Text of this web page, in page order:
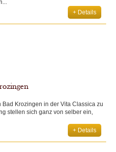
+ Details
Krozingen in der Vita Classica zu
stellen sich ganz von selber ein,
+ Details